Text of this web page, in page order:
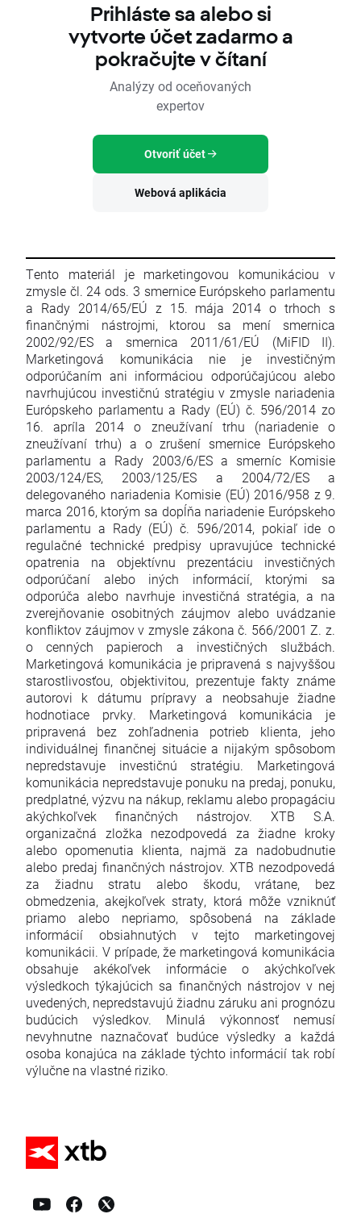
Prihláste sa alebo si
vytvorte účet zadarmo a
pokračujte v čítaní
Analýzy od oceňovaných
expertov
Otvoriť účet
Webová aplikácia
Tento materiál je marketingovou komunikáciou v
zmysle čl. 24 ods. 3 smernice Európskeho parlamentu
a Rady 2014/65/EÚ z 15. mája 2014 o trhoch s
finančnými nástrojmi, ktorou sa mení smernica
2002/92/ES a smernica 2011/61/EÚ (MiFID II).
Marketingová komunikácia nie je investičným
odporúčaním ani informáciou odporúčajúcou alebo
navrhujúcou investičnú stratégiu v zmysle nariadenia
Európskeho parlamentu a Rady (EÚ) č. 596/2014 zo
16. apríla 2014 o zneužívaní trhu (nariadenie o
zneužívaní trhu) a o zrušení smernice Európskeho
parlamentu a Rady 2003/6/ES a smerníc Komisie
2003/124/ES, 2003/125/ES a 2004/72/ES a
delegovaného nariadenia Komisie (EÚ) 2016/958 z 9.
marca 2016, ktorým sa dopĺňa nariadenie Európskeho
parlamentu a Rady (EÚ) č. 596/2014, pokiaľ ide o
regulačné technické predpisy upravujúce technické
opatrenia na objektívnu prezentáciu investičných
odporúčaní alebo iných informácií, ktorými sa
odporúča alebo navrhuje investičná stratégia, a na
zverejňovanie osobitných záujmov alebo uvádzanie
konfliktov záujmov v zmysle zákona č. 566/2001 Z. z.
o cenných papieroch a investičných službách.
Marketingová komunikácia je pripravená s najvyššou
starostlivosťou, objektivitou, prezentuje fakty známe
autorovi k dátumu prípravy a neobsahuje žiadne
hodnotiace prvky. Marketingová komunikácia je
pripravená bez zohľadnenia potrieb klienta, jeho
individuálnej finančnej situácie a nijakým spôsobom
nepredstavuje investičnú stratégiu. Marketingová
komunikácia nepredstavuje ponuku na predaj, ponuku,
predplatné, výzvu na nákup, reklamu alebo propagáciu
akýchkoľvek finančných nástrojov. XTB S.A.
organizačná zložka nezodpovedá za žiadne kroky
alebo opomenutia klienta, najmä za nadobudnutie
alebo predaj finančných nástrojov. XTB nezodpovedá
za žiadnu stratu alebo škodu, vrátane, bez
obmedzenia, akejkoľvek straty, ktorá môže vzniknúť
priamo alebo nepriamo, spôsobená na základe
informácií obsiahnutých v tejto marketingovej
komunikácii. V prípade, že marketingová komunikácia
obsahuje akékoľvek informácie o akýchkoľvek
výsledkoch týkajúcich sa finančných nástrojov v nej
uvedených, nepredstavujú žiadnu záruku ani prognózu
budúcich výsledkov. Minulá výkonnosť nemusí
nevyhnutne naznačovať budúce výsledky a každá
osoba konajúca na základe týchto informácií tak robí
výlučne na vlastné riziko.